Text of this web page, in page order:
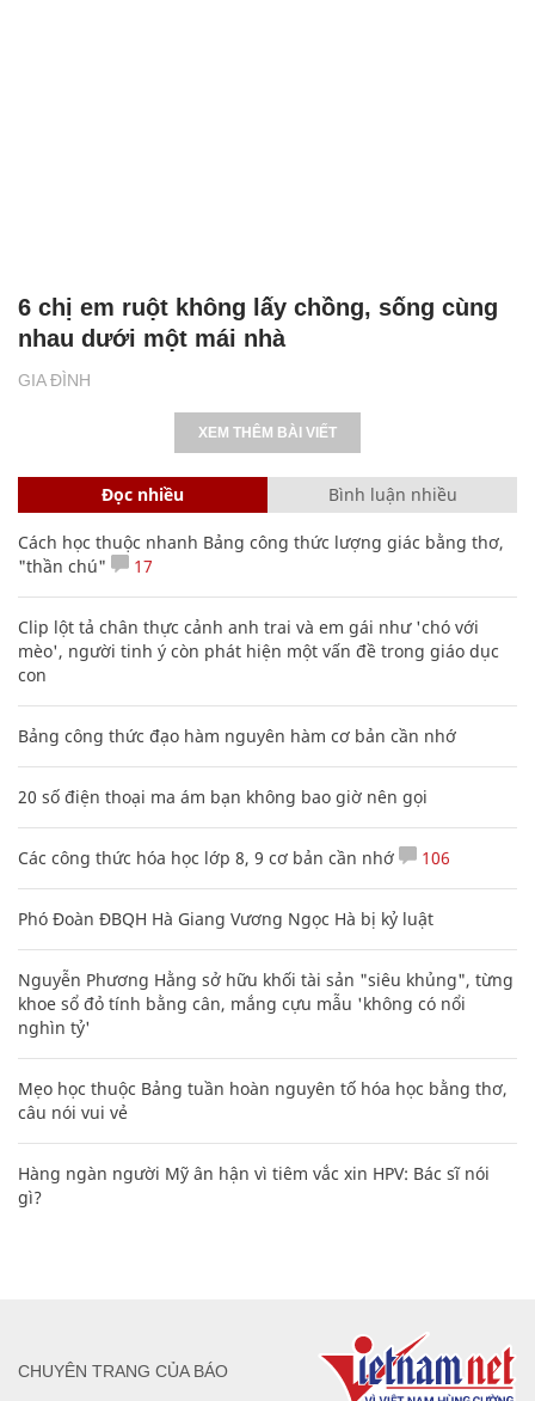
GIA ĐÌNH
6 chị em ruột không lấy chồng, sống cùng
nhau dưới một mái nhà
XEM THÊM BÀI VIẾT
Đọc nhiều Bình luận nhiều
Cách học thuộc nhanh Bảng công thức lượng giác bằng thơ,
"thần chú"
17
Clip lột tả chân thực cảnh anh trai và em gái như 'chó với
mèo', người tinh ý còn phát hiện một vấn đề trong giáo dục
con
Bảng công thức đạo hàm nguyên hàm cơ bản cần nhớ
20 số điện thoại ma ám bạn không bao giờ nên gọi
Các công thức hóa học lớp 8, 9 cơ bản cần nhớ 106
Phó Đoàn ĐBQH Hà Giang Vương Ngọc Hà bị kỷ luật
Nguyễn Phương Hằng sở hữu khối tài sản "siêu khủng", từng
khoe sổ đỏ tính bằng cân, mắng cựu mẫu 'không có nổi
nghìn tỷ'
Mẹo học thuộc Bảng tuần hoàn nguyên tố hóa học bằng thơ,
câu nói vui vẻ
Hàng ngàn người Mỹ ân hận vì tiêm vắc xin HPV: Bác sĩ nói
gì?
CHUYÊN TRANG CỦA BÁO